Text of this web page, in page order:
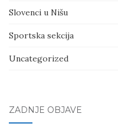
Slovenci u Nišu
Sportska sekcija
Uncategorized
ZADNJE OBJAVE